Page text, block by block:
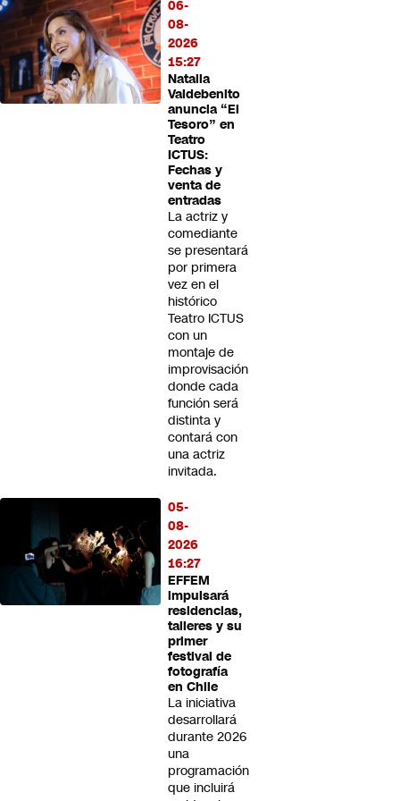
06-
08-
2026
15:27
Natalia
Valdebenito
anuncia “El
Tesoro” en
Teatro
ICTUS:
Fechas y
venta de
entradas
La actriz y
comediante
se presentará
por primera
vez en el
histórico
Teatro ICTUS
con un
montaje de
improvisación
donde cada
función será
distinta y
contará con
una actriz
invitada.
05-
08-
2026
16:27
EFFEM
impulsará
residencias,
talleres y su
primer
festival de
fotografía
en Chile
La iniciativa
desarrollará
durante 2026
una
programación
que incluirá